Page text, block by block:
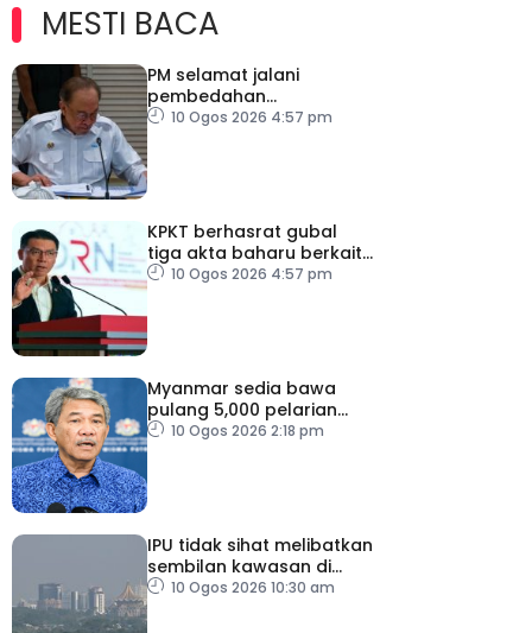
MESTI BACA
PM selamat jalani
pembedahan
laparoskopi rawat hernia
10 Ogos 2026 4:57 pm
KPKT berhasrat gubal
tiga akta baharu berkait
perumahan
10 Ogos 2026 4:57 pm
Myanmar sedia bawa
pulang 5,000 pelarian
guna kapal
10 Ogos 2026 2:18 pm
IPU tidak sihat melibatkan
sembilan kawasan di
Sarawak
10 Ogos 2026 10:30 am